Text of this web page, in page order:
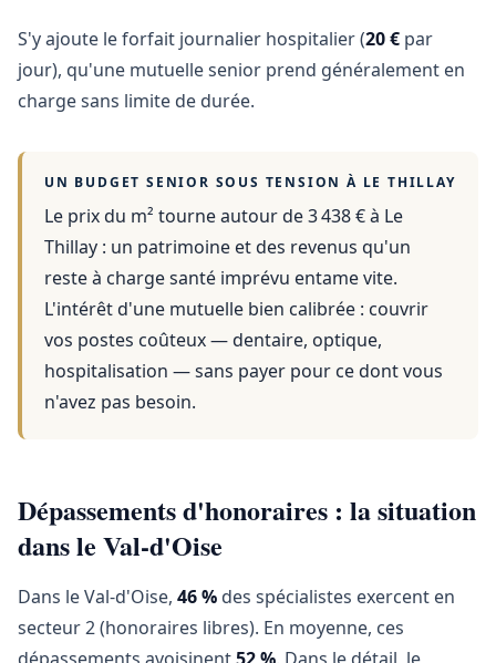
S'y ajoute le forfait journalier hospitalier (20 € par
jour), qu'une mutuelle senior prend généralement en
charge sans limite de durée.
UN BUDGET SENIOR SOUS TENSION À LE THILLAY
Le prix du m² tourne autour de 3 438 €à Le
Thillay : un patrimoine et des revenus qu'un
reste à charge santé imprévu entame vite.
L'intérêt d'une mutuelle bien calibrée : couvrir
vos postes coûteux — dentaire, optique,
hospitalisation — sans payer pour ce dont vous
n'avez pas besoin.
Dépassements d'honoraires : la situation
dans le Val-d'Oise
Dans le Val-d'Oise, 46 % des spécialistes exercent en
secteur 2 (honoraires libres). En moyenne, ces